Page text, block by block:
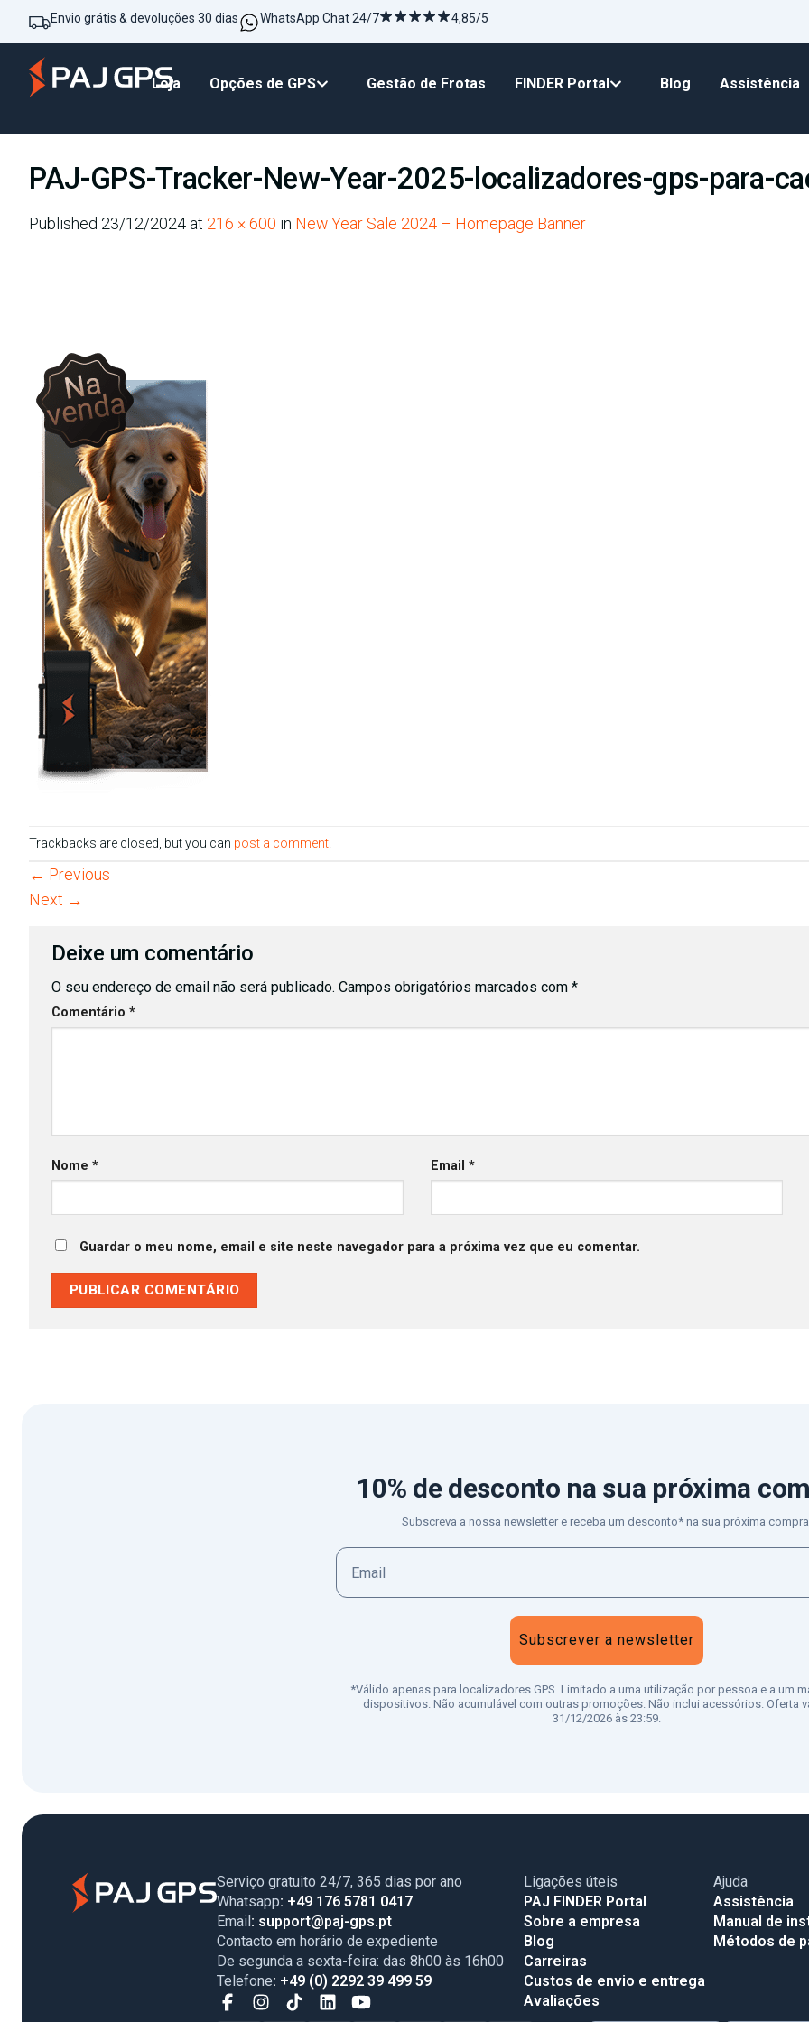
Envio grátis & devoluções 30 dias WhatsApp Chat 24/7 4,85/5
Loja Opções de GPS Gestão de Frotas FINDER Portal Blog Assistência
PAJ-GPS-Tracker-New-Year-2025-localizadores-gps-para-
Published 23/12/2024 at 216 × 600 in New Year Sale 2024 – Homepage Banner
Trackbacks are closed, but you can post a comment
← Previous
Next →
Deixe um comentário
O seu endereço de email não será publicado. Campos obrigatórios marcados com *
Comentário *
Nome * Email *
Guardar o meu nome, email e site neste navegador para a próxima vez que eu comentar.
10% de desconto na sua próxima
Subscreva a nossa newsletter e receba um desconto* na sua próxima
Subscrever a newsletter
*Válido apenas para localizadores GPS. Limitado a uma utilização por pessoa e a um
dispositivos. Não acumulável com outras promoções. Não inclui acessórios. Oferta
31/12/2026 às 23:59.
Serviço gratuito 24/7, 365 dias por ano
Whatsapp: +49 176 5781 0417
Email : support@paj-gps.pt
Contacto em horário de expediente
De segunda a sexta-feira: das 8h00 às 16h00
Telefone: +49 (0) 2292 39 499 59
Ligações úteis
PAJ FINDER Portal
Sobre a empresa
Blog
Carreiras
Custos de envio e entrega
Avaliações
Ajuda
Assistência
Manual de
Métodos de